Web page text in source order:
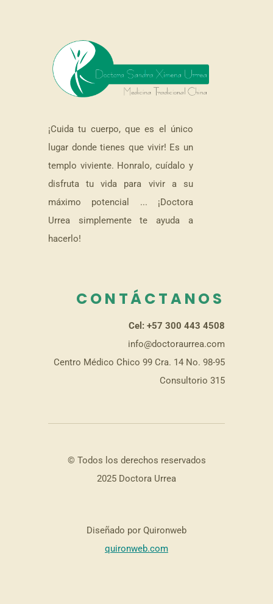
¡Cuida tu cuerpo, que es el único
lugar donde tienes que vivir! Es un
templo viviente. Honralo, cuídalo y
disfruta tu vida para vivir a su
máximo potencial ... ¡Doctora
Urrea simplemente te ayuda a
hacerlo!
CONTÁCTANOS
Cel: +57 300 443 4508
info@doctoraurrea.com
Centro Médico Chico 99 Cra. 14 No. 98-95
Consultorio 315
© Todos los derechos reservados
2025 Doctora Urrea
Diseñado por Quironweb
quironweb.com